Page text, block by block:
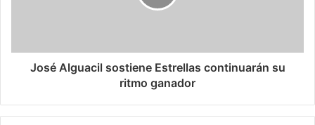
José Alguacil sostiene Estrellas continuarán su
ritmo ganador